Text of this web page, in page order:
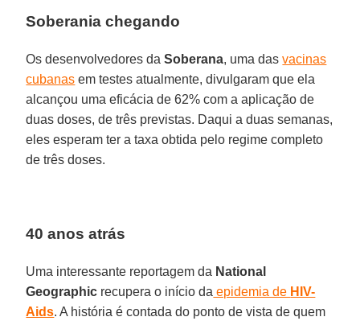
Soberania chegando
Os desenvolvedores daSoberana, uma dasvacinas
cubanas em testes atualmente, divulgaram que ela
alcançou uma eficácia de 62% com a aplicação de
duas doses, de três previstas. Daqui a duas semanas,
eles esperam ter a taxa obtida pelo regime completo
de três doses.
40 anos atrás
Uma interessante reportagem da National
Geographic recupera o início da epidemia de HIV-
Aids. A história é contada do ponto de vista de quem